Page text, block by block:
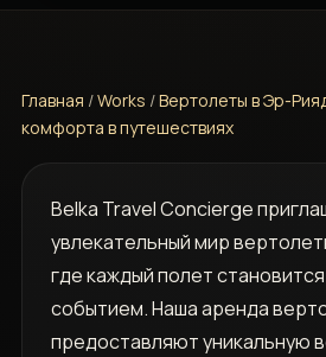
Главная /Works /Вертолеты в Эр-
комфорта в путешествиях
Belka Travel Concierge
увлекательный мир
где каждый полет
событием. Наша аренда
предоставляют уникальную